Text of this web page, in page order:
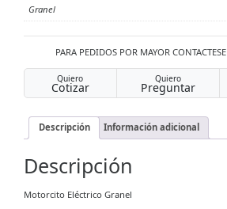
Granel
PARA PEDIDOS POR MAYOR
Quiero
Cotizar
Quiero
Preguntar
Descripción Información adicional
Descripción
Motorcito Eléctrico Granel